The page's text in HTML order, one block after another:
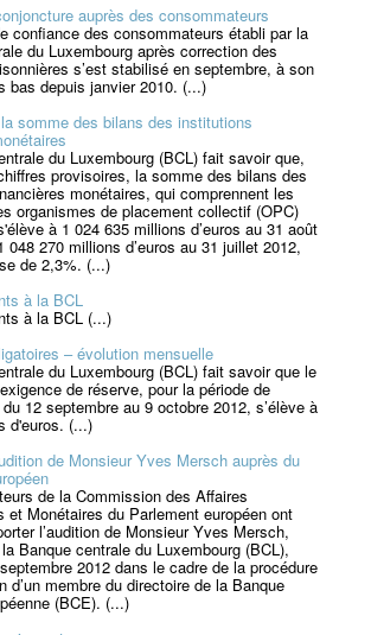
auprès des consommateurs
confiance des consommateurs établi par la
du Luxembourg après correction des
s’est stabilisé en septembre, à son
bas depuis janvier 2010. (...)
somme des bilans des institutions
du Luxembourg (BCL) fait savoir que,
provisoires, la somme des bilans des
monétaires, qui comprennent les
organismes de placement collectif (OPC)
à 1 024 635 millions d’euros au 31 août
048 270 millions d’euros au 31 juillet 2012,
de 2,3%. (...)
à la BCL
à la BCL (...)
– évolution mensuelle
du Luxembourg (BCL) fait savoir que le
de réserve, pour la période de
12 septembre au 9 octobre 2012, s’élève à
d'euros. (...)
de Monsieur Yves Mersch auprès du
de la Commission des Affaires
et Monétaires du Parlement européen ont
l’audition de Monsieur Yves Mersch,
Banque centrale du Luxembourg (BCL),
2012 dans le cadre de la procédure
d’un membre du directoire de la Banque
(BCE). (...)